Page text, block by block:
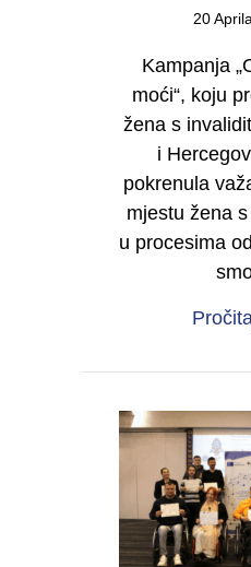
20
Kampanja
moći“, koju
žena s
i
pokrenula
mjestu žena
u procesima